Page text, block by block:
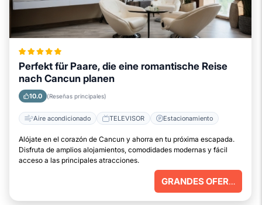
Perfekt für Paare, die eine romantische Reise
nach Cancun planen
10.0 (Reseñas principales)
Aire acondicionado TELEVISOR Estacionamiento
Alójate en el corazón de Cancun y ahorra en tu próxima escapada.
Disfruta de amplios alojamientos, comodidades modernas y fácil
acceso a las principales atracciones.
GRANDES OFERTAS